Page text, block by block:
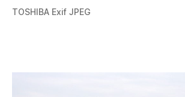
TOSHIBA Exif JPEG